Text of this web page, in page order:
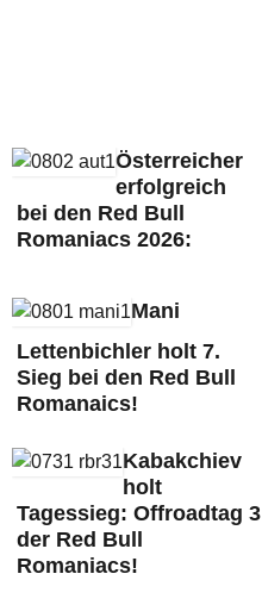
Österreicher
erfolgreich
bei den Red Bull
Romaniacs 2026:
Mani
Lettenbichler holt 7.
Sieg bei den Red Bull
Romanaics!
Kabakchiev
holt
Tagessieg: Offroadtag 3
der Red Bull
Romaniacs!